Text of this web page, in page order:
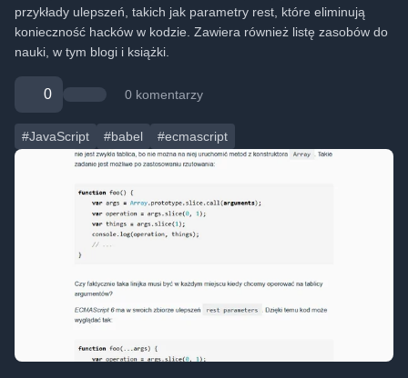
przykłady ulepszeń, takich jak parametry rest, które eliminują
konieczność hacków w kodzie. Zawiera również listę zasobów do
nauki, w tym blogi i książki.
0 0 komentarzy
#JavaScript #babel #ecmascript